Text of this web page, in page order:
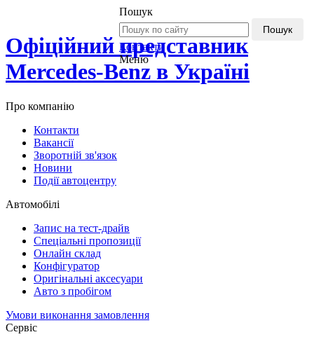
Офіційний представник
Mercedes-Benz в Україні
Пошук
Пошук
Контакти
Меню
Про компанію
Контакти
Вакансії
Зворотній зв'язок
Новини
Події автоцентру
Автомобілі
Запис на тест-драйв
Спеціальні пропозиції
Онлайн склад
Конфігуратор
Оригінальні аксесуари
Авто з пробігом
Умови виконання замовлення
Сервіс